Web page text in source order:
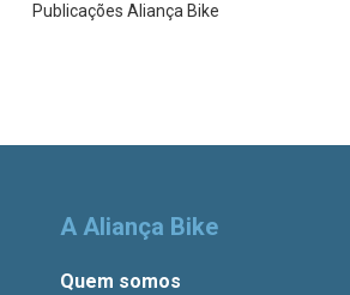
Publicações Aliança Bike
A Aliança Bike
Quem somos